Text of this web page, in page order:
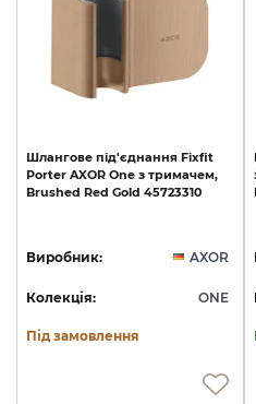
Шлангове під'єднання Fixfit
Porter AXOR One з тримачем,
Brushed Red Gold 45723310
Виробник: AXOR
Колекція: ONE
Під замовлення